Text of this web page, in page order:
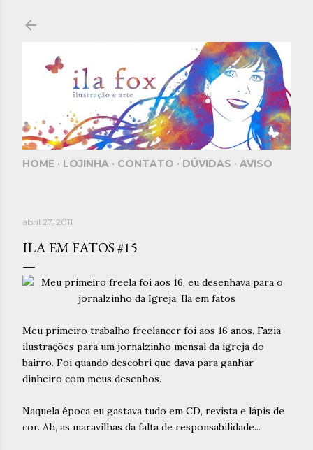
HOME LOJINHA CONTATO DÚVIDAS AVISO
abril 27, 2011
ILA EM FATOS #15
Meu primeiro trabalho freelancer foi aos 16 anos. Fazia
ilustrações para um jornalzinho mensal da igreja do
bairro. Foi quando descobri que dava para ganhar
dinheiro com meus desenhos.
Naquela época eu gastava tudo em CD, revista e lápis de
cor. Ah, as maravilhas da falta de responsabilidade...